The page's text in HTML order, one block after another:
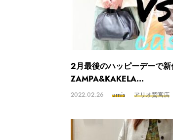
2月最後のハッピーデーで
ZAMPA&KAKELA...
2022.02.26 urnis アリオ鷲宮店